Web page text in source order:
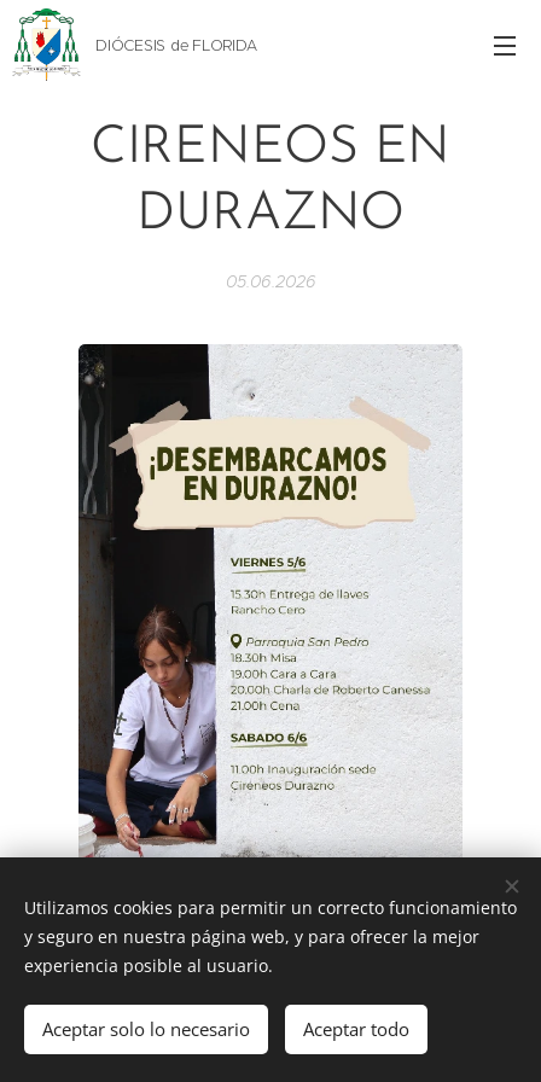
DIÓCESIS de FLORIDA
CIRENEOS EN
DURAZNO
05.06.2026
Share
Utilizamos cookies para permitir un correcto funcionamiento
y seguro en nuestra página web, y para ofrecer la mejor
experiencia posible al usuario.
Aceptar solo lo necesario Aceptar todo